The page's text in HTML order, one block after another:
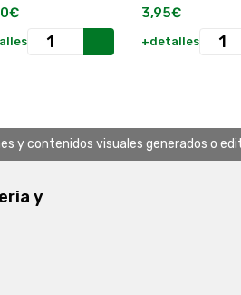
3,95€
+detalles
y contenidos visuales generados o
y